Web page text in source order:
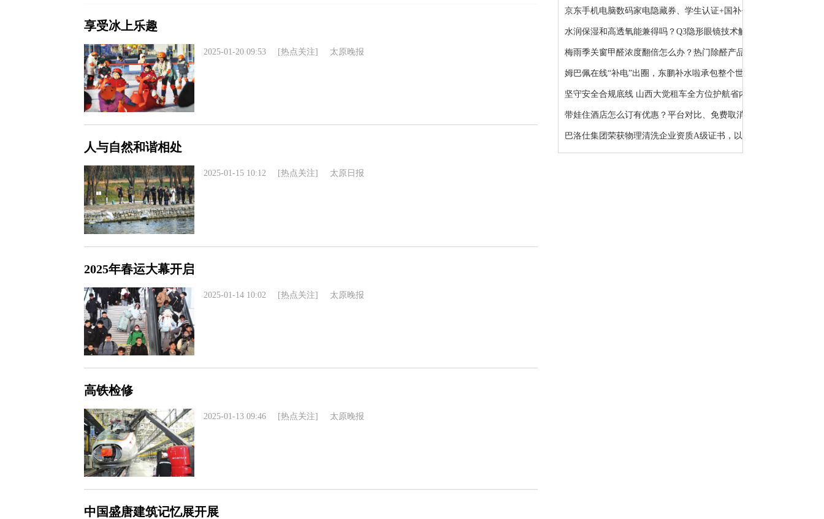
京东手机电脑数码家电隐藏券、学生认证+国补+苹果...
水润保湿和高透氧能兼得吗？Q3隐形眼镜技术解析：...
梅雨季关窗甲醛浓度翻倍怎么办？热门除醛产品推荐
姆巴佩在线“补电”出圈，东鹏补水啦承包整个世界...
坚守安全合规底线 山西大觉租车全方位护航省内各类...
带娃住酒店怎么订有优惠？平台对比、免费取消、避...
巴洛仕集团荣获物理清洗企业资质A级证书，以顶级资...
享受冰上乐趣
2025-01-20 09:53 [热点关注] 太原晚报
人与自然和谐相处
2025-01-15 10:12 [热点关注] 太原日报
2025年春运大幕开启
2025-01-14 10:02 [热点关注] 太原晚报
高铁检修
2025-01-13 09:46 [热点关注] 太原晚报
中国盛唐建筑记忆展开展